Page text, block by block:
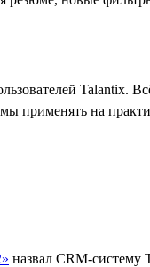
Talantix.
применять на
назвал CRM-систему